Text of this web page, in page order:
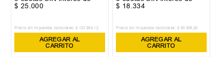
$ 25.000
Precio sin impuestos nacionales: $ 123 .966,12
AGREGAR AL
CARRITO
$ 18.334
Precio sin impuestos nacionales: $ 90.908 ,26
AGREGAR AL
CARRITO